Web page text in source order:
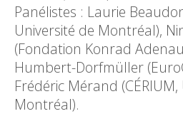
Panélistes : Laurie
Université de Montréal),
(Fondation Konrad
Humbert-Dorfmüller
Frédéric Mérand
Montréal).